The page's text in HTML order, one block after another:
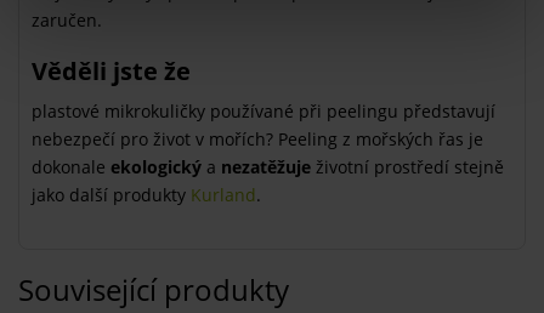
zaručen.
Věděli jste že
plastové mikrokuličky používané při peelingu představují
nebezpečí pro život v mořích? Peeling z mořských řas je
dokonale ekologický a nezatěžuje životní prostředí stejně
jako další produkty Kurland.
Související produkty